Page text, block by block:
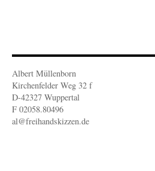
Albert Müllenborn
Kirchenfelder Weg 32 f
D-42327 Wuppertal
F 02058.80496
al@freihandskizzen.de